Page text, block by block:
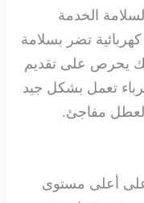
الخدمة
تضر بسلامة
يحرص على تقديم
تعمل بشكل جيد
لعطل مفاجئ.
أعلى مستوى